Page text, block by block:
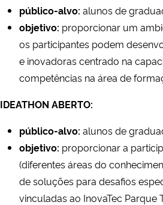
público-alvo: alunos de
objetivo: proporcionar um
os participantes podem
e inovadoras centrado na
competências na área de
IDEATHON ABERTO:
público-alvo: alunos de
objetivo: proporcionar a
(diferentes áreas do
de soluções para desafios
vinculadas ao InovaTec Parque